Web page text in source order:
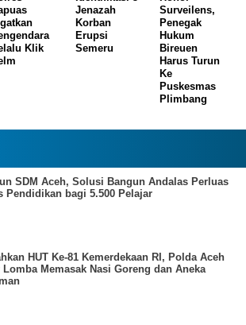
Klik
Jenazah
Korban
Erupsi
Semeru
Surveilens,
Penegak
Hukum
Bireuen
Harus Turun
Ke
Puskesmas
Plimbang
SDM Aceh, Solusi Bangun Andalas Perluas
Pendidikan bagi 5.500 Pelajar
HUT Ke-81 Kemerdekaan RI, Polda Aceh
Lomba Memasak Nasi Goreng dan Aneka